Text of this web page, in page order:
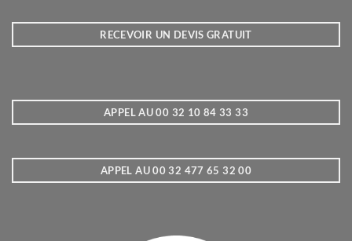
RECEVOIR UN DEVIS GRATUIT
APPEL AU 00 32 10 84 33 33
APPEL AU 00 32 477 65 32 00